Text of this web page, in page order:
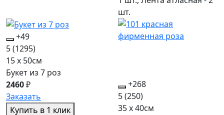
шт.
+49
5(1295)
15 x 50см
Букет из 7 роз
2460₽
Заказать
Купить в 1 клик
+268
5(250)
35 x 40см